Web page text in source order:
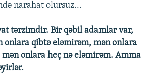
narahat olursuz...
tərzimdir. Bir qəbil adamlar var,
onlara qibtə eləmirəm, mən onlara
onlara heç nə eləmirəm. Amma